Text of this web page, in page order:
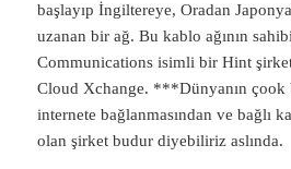
başlayıp İngiltereye, Oradan
uzanan bir ağ. Bu kablo ağının
Communications isimli bir Hint
Cloud Xchange. ***Dünyanın çook
internete bağlanmasından ve bağlı
olan şirket budur diyebiliriz aslında.